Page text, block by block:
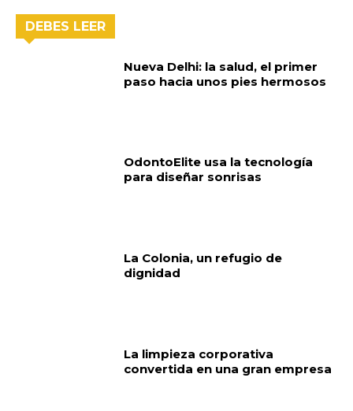
DEBES LEER
Nueva Delhi: la salud, el primer
paso hacia unos pies hermosos
OdontoElite usa la tecnología
para diseñar sonrisas
La Colonia, un refugio de
dignidad
La limpieza corporativa
convertida en una gran empresa